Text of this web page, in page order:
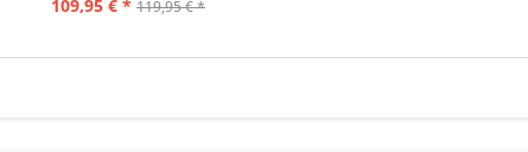
109,95 € * 119,95 € *